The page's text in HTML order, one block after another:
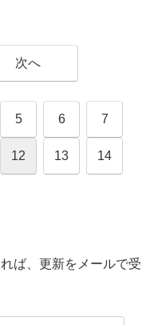
次へ
5 6 7
12 13 14
ば、更新をメールで受